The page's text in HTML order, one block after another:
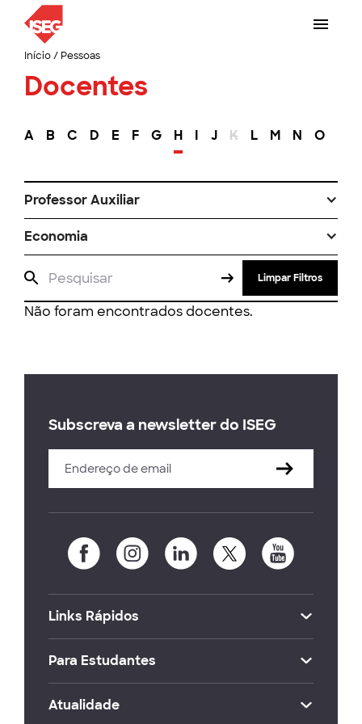
Início/ Pessoas
Docentes
A B C D E F G H I J K L M N O
Professor Auxiliar
Economia
Limpar Filtros
Não foram encontrados docentes.
Subscreva a newsletter do ISEG
Links Rápidos
Para Estudantes
Atualidade